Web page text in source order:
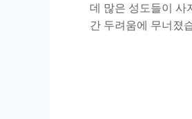
데 많은 성도들이 사
간 두려움에 무너졌